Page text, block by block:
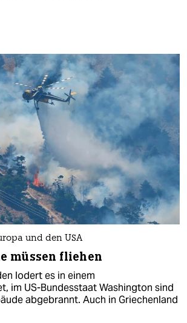
und den USA
müssen fliehen
lodert es in einem
im US-Bundesstaat Washington sind
abgebrannt. Auch in Griechenland